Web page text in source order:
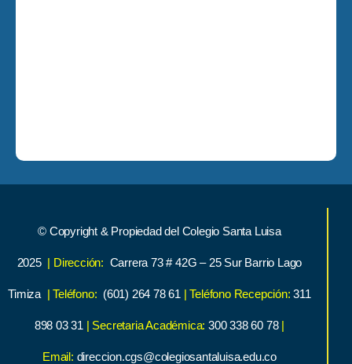
© Copyright & Propiedad del Colegio Santa Luisa
2025 | Dirección: Carrera 73 # 42G – 25 Sur Barrio Lago
Timiza | Teléfono: (601) 264 78 61 | Teléfono Recepción: 311
898 03 31 | Secretaria Académica:300 338 60 78 |
Email: direccion.cgs@colegiosantaluisa.edu.co